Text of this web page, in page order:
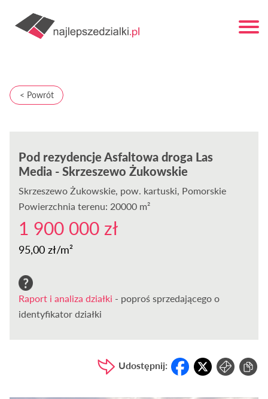
< Powrót
Pod rezydencje Asfaltowa droga Las
Media - Skrzeszewo Żukowskie
Skrzeszewo Żukowskie, pow. kartuski, Pomorskie
Powierzchnia terenu: 20000 m²
1 900 000 zł
95,00 zł/m²
Raport i analiza działki - poproś sprzedającego o
identyfikator działki
Udostępnij: